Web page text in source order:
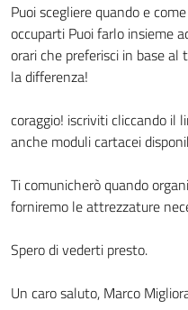
Puoi scegliere quando e
occuparti Puoi farlo insieme
orari che preferisci in base
la differenza!
coraggio! iscriviti cliccando il
anche moduli cartacei
Ti comunicherò quando
forniremo le attrezzature
Spero di vederti presto.
Un caro saluto, Marco